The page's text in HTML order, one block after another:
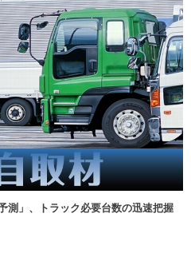
測」、トラック必要台数の迅速把握